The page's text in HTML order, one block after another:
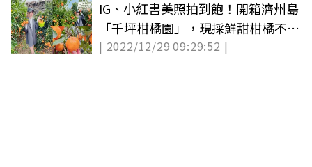
IG、小紅書美照拍到飽！開箱濟州島
「千坪柑橘園」，現採鮮甜柑橘不限
時任吃
| 2022/12/29 09:29:52 |